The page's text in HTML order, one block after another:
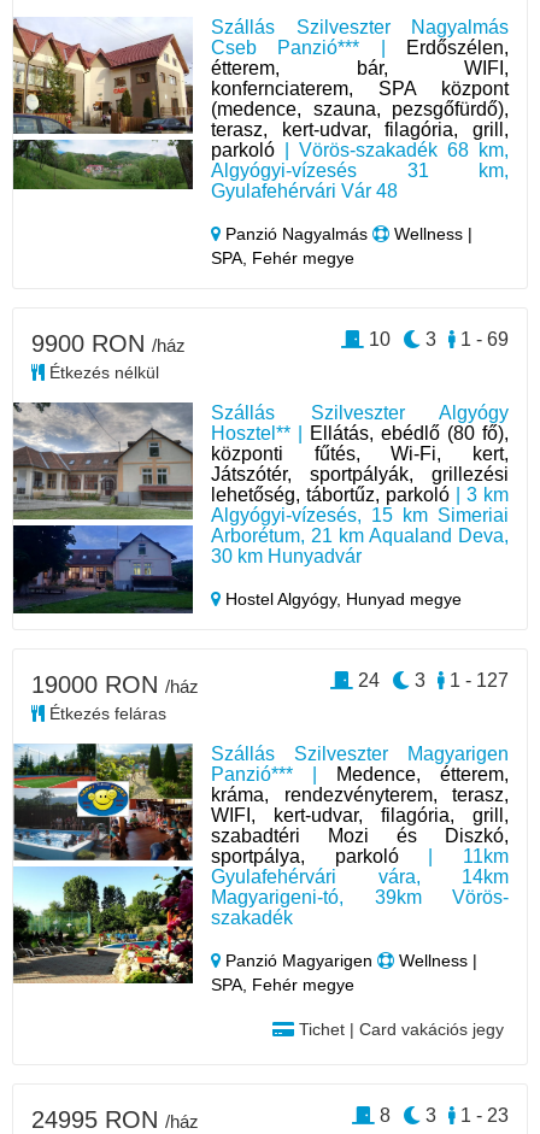
Szállás Szilveszter Nagyalmás
Cseb Panzió*** |
Erdőszélen,
étterem, bár, WIFI,
konfernciaterem, SPA központ
(medence, szauna, pezsgőfürdő),
terasz, kert-udvar, filagória, grill,
parkoló | Vörös-szakadék 68 km,
Algyógyi-vízesés 31 km,
Gyulafehérvári Vár 48
Panzió Nagyalmás
Wellness |
SPA, Fehér megye
Szállás Szilveszter Algyógy
Hosztel** |
Ellátás, ebédlő (80 fő),
központi fűtés, Wi-Fi, kert,
Játszótér, sportpályák, grillezési
lehetőség, tábortűz, parkoló | 3 km
Algyógyi-vízesés, 15 km Simeriai
Arborétum, 21 km Aqualand Deva,
30 km Hunyadvár
Hostel Algyógy, Hunyad megye
9900 RON /ház
Étkezés nélkül
1 - 69
3
10
Szállás Szilveszter Magyarigen
Panzió*** |
Medence, étterem,
kráma, rendezvényterem, terasz,
WIFI, kert-udvar, filagória, grill,
szabadtéri Mozi és Diszkó,
sportpálya, parkoló| 11km
Gyulafehérvári vára, 14km
Magyarigeni-tó, 39km Vörös-
szakadék
Panzió Magyarigen
Wellness |
SPA, Fehér megye
Tichet | Card vakációs jegy
19000 RON /ház
Étkezés feláras
1 - 127
3
24
24995 RON /ház 1 - 23
3
8